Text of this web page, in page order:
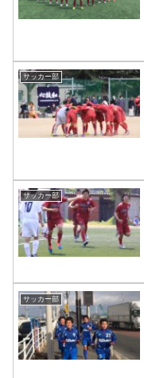
サッカー部
サッカー部
サッカー部